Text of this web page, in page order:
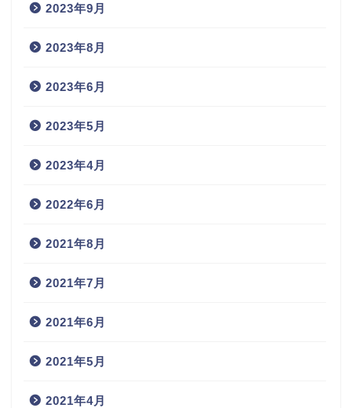
2023年9月
2023年8月
2023年6月
2023年5月
2023年4月
2022年6月
2021年8月
2021年7月
2021年6月
2021年5月
2021年4月